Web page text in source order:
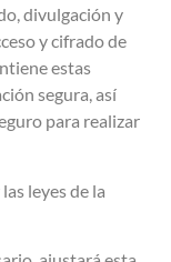
divulgación y
y cifrado de
estas
segura, así
para realizar
leyes de la